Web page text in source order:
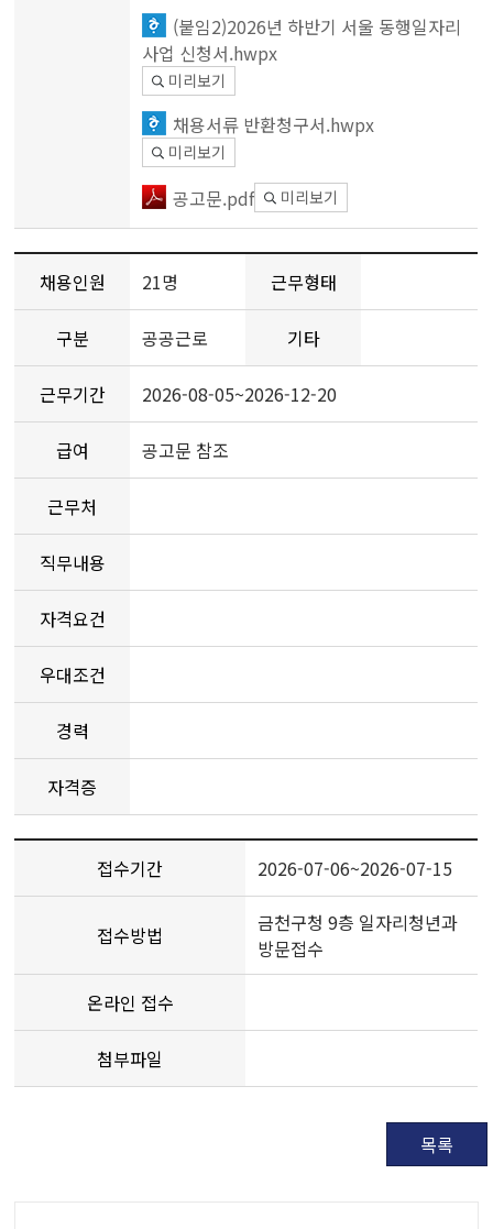
(붙임2)2026년 하반기 서울 동행일자리
사업 신청서.hwpx
미리보기
채용서류 반환청구서.hwpx
미리보기
공고문.pdf 미리보기
채용인원 21명 근무형태
구분 공공근로 기타
근무기간 2026-08-05~2026-12-20
급여 공고문 참조
근무처
직무내용
자격요건
우대조건
경력
자격증
접수기간 2026-07-06~2026-07-15
접수방법
금천구청 9층 일자리청년과
방문접수
온라인 접수
첨부파일
목록